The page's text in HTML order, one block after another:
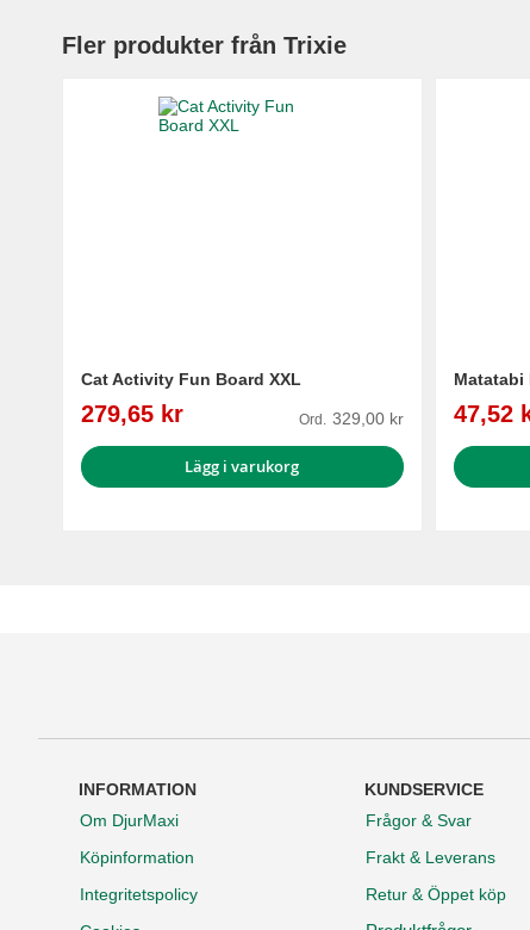
Fler produkter från Trixie
Cat Activity Fun Board XXL
Reapris
279,65 kr Ord. 329,00 kr
Lägg i varukorg
Matatabi
Reapris
47,52
INFORMATION
Om DjurMaxi
Köpinformation
Integritetspolicy
KUNDSERVICE
Frågor & Svar
Frakt & Leverans
Retur & Öppet köp